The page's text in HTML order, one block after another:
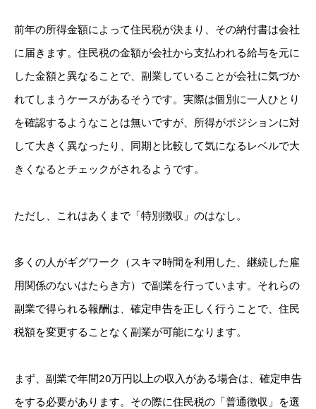
前年の所得金額によって住民税が決まり、その納付書は会社
に届きます。住民税の金額が会社から支払われる給与を元に
した金額と異なることで、副業していることが会社に気づか
れてしまうケースがあるそうです。実際は個別に一人ひとり
を確認するようなことは無いですが、所得がポジションに対
して大きく異なったり、同期と比較して気になるレベルで大
きくなるとチェックがされるようです。
ただし、これはあくまで「特別徴収」のはなし。
多くの人がギグワーク（スキマ時間を利用した、継続した雇
用関係のないはたらき方）で副業を行っています。それらの
副業で得られる報酬は、確定申告を正しく行うことで、住民
税額を変更することなく副業が可能になります。
まず、副業で年間20万円以上の収入がある場合は、確定申告
をする必要があります。その際に住民税の「普通徴収」を選